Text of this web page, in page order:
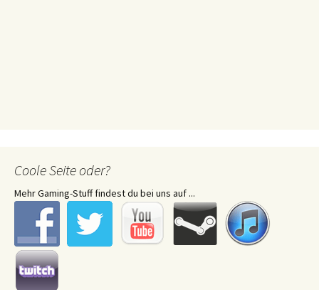
Coole Seite oder?
Mehr Gaming-Stuff findest du bei uns auf ...